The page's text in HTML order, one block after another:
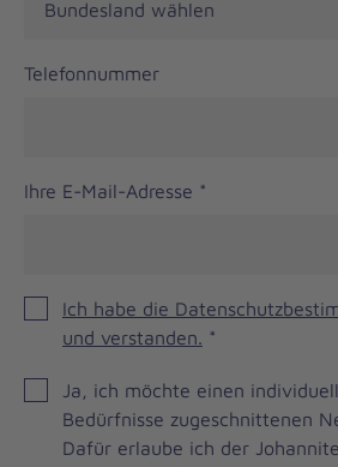
Telefonnummer
Ihre E-Mail-Adresse *
Ich habe die
und verstanden. *
Brevo
Newsletter
Ja, ich möchte einen
Bedürfnisse zugeschnittenen
Dafür erlaube ich der